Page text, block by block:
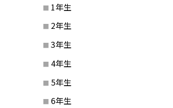
1年生
2年生
3年生
4年生
5年生
6年生